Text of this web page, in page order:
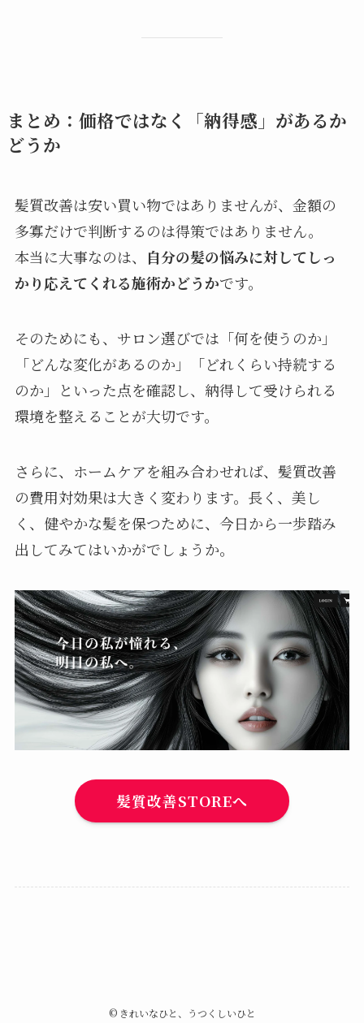
まとめ：価格ではなく「納得感」があるか
どうか
髪質改善は安い買い物ではありませんが、金額の
多寡だけで判断するのは得策ではありません。
本当に大事なのは、
自分の髪の悩みに対してしっ
かり応えてくれる施術かどうかです。
そのためにも、サロン選びでは「何を使うのか」
「どんな変化があるのか」「どれくらい持続する
のか」といった点を確認し、納得して受けられる
環境を整えることが大切です。
さらに、ホームケアを組み合わせれば、髪質改善
の費用対効果は大きく変わります。長く、美し
く、健やかな髪を保つために、今日から一歩踏み
出してみてはいかがでしょうか。
髪質改善STOREへ
©きれいなひと、うつくしいひと